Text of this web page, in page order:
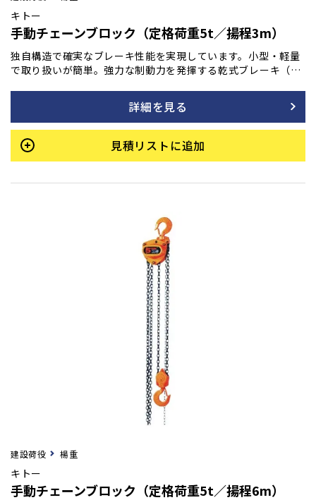
キトー
手動チェーンブロック（定格荷重5t／揚程3m）
独自構造で確実なブレーキ性能を実現しています。小型・軽量
で取り扱いが簡単。強力な制動力を発揮する乾式ブレーキ（ノ
でも優れた耐久性を持ち、巻き下げ時の手動操作も常に軽く、
スムーズな動きを維持します。
詳細を見る
見積リストに追加
建設荷役 楊重
キトー
手動チェーンブロック（定格荷重5t／揚程6m）